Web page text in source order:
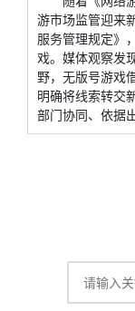
游市场监管迎来
服务管理规定》
戏。媒体观察发
野，无版号游戏
明确将线索转交
部门协同、依据